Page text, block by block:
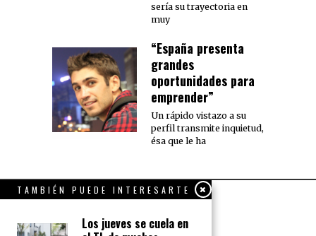
sería su trayectoria en
muy
“España presenta
grandes
oportunidades para
emprender”
Un rápido vistazo a su
perfil transmite inquietud,
ésa que le ha
TAMBIÉN PUEDE INTERESARTE
Los jueves se cuela en